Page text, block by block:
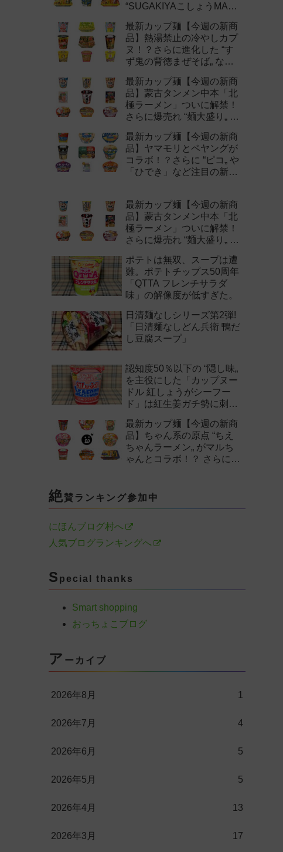
“SUGAKIYAこしょうMAX„
最新カップ麺【今週の新商
品】熱湯禁止の冷やしカプ
ヌ！？さらに進化した “す
ず鬼の背徳まぜそば„ など
最新カップ麺【今週の新商
品】蒙古タンメン中本「北
極ラーメン」ついに解禁！
さらに爆売れ “麺大盛り„ シ
作まとめ！
最新カップ麺【今週の新商
品】ヤマモリとペヤングが
コラボ！？さらに “ピコ„ や
「ひでき」など注目の新作
最新カップ麺【今週の新商
品】蒙古タンメン中本「北
極ラーメン」ついに解禁！
さらに爆売れ “麺大盛り„ シ
作まとめ！
ポテトは無双、スープは遭
難。ポテトチップス50周年
「QTTA フレンチサラダ
味」の解像度が低すぎた。
日清麺なしシリーズ第2弾!
「日清麺なしどん兵衛 鴨だ
し豆腐スープ」
認知度50％以下の “隠し味„
を主役にした「カップヌー
ドル 紅しょうがシーフー
ド」は紅生姜ガチ勢に刺さ
最新カップ麺【今週の新商
品】ちゃん系の原点 “ちえ
ちゃんラーメン„ がマルち
ゃんとコラボ！？ さらに
絶賛ランキング参加中
にほんブログ村へ
人気ブログランキングへ
S pecial thanks
Smart shopping
おっちょこブログ
ア ーカイブ
2026年8月 1
2026年7月 4
2026年6月 5
2026年5月 5
2026年4月 13
2026年3月 17